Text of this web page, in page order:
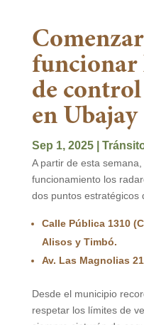
funcionar
de
en Ubajay
Sep 1, 2025|
A partir de esta
funcionamiento los
dos puntos estratégicos
Calle Pública 1310
Alisos y Timbó.
Av. Las Magnolias
Desde el municipio
respetar los límites de